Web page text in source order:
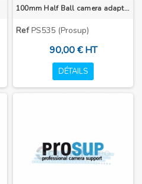
100mm Half Ball camera adapter
RefPS535 (Prosup)
90,00 € HT
DÉTAILS